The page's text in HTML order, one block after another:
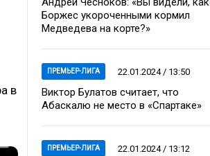
в
Боржес укороченными кормил
Медведева на корте?»
ПРЕМЬЕР-ЛИГА 22.01.2024 / 13:50
Виктор Булатов считает, что
Абаскалю не место в «Спартаке»
ПРЕМЬЕР-ЛИГА 22.01.2024 / 13:12